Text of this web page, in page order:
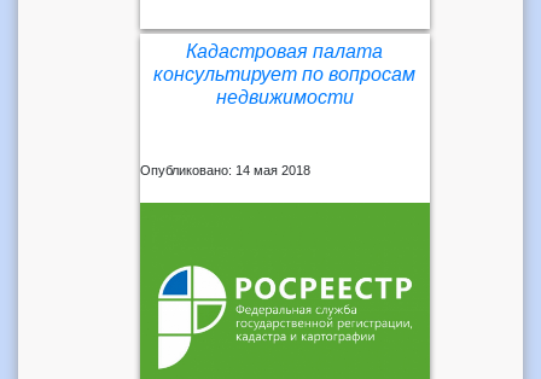
Кадастровая палата
консультирует по вопросам
недвижимости
Опубликовано: 14 мая 2018